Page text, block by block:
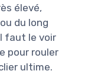
élevé,
du long
faut le voir
pour rouler
ultime.